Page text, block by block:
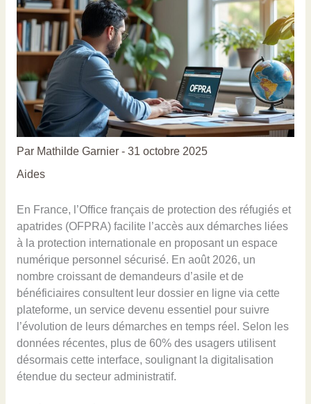
Par Mathilde Garnier - 31 octobre 2025
Aides
En France, l’Office français de protection des réfugiés et
apatrides (OFPRA) facilite l’accès aux démarches liées
à la protection internationale en proposant un espace
numérique personnel sécurisé. En août 2026, un
nombre croissant de demandeurs d’asile et de
bénéficiaires consultent leur dossier en ligne via cette
plateforme, un service devenu essentiel pour suivre
l’évolution de leurs démarches en temps réel. Selon les
données récentes, plus de 60% des usagers utilisent
désormais cette interface, soulignant la digitalisation
étendue du secteur administratif.